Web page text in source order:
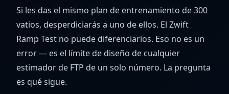
Si les das el mismo plan de entrenamiento de 300
vatios, desperdiciarás a uno de ellos. El Zwift
Ramp Test no puede diferenciarlos. Eso no es un
error — es el límite de diseño de cualquier
estimador de FTP de un solo número. La pregunta
es qué sigue.